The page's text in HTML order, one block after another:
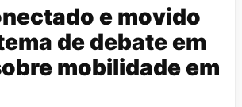
e movido
de debate em
mobilidade em